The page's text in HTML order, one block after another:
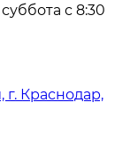
с 8:30
г. Краснодар,